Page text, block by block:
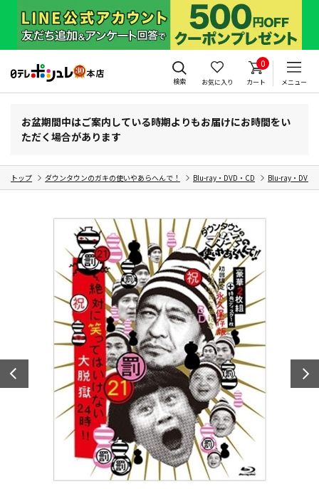
検索 お気に入り
0
カート メニュー
お盆期間中はご案内している時期よりもお届けにお時間をい
ただく場合があります
トップ ダウンタウンのガキの使いやあらへんで！ Blu-ray・DVD・CD Blu-ray・DVD